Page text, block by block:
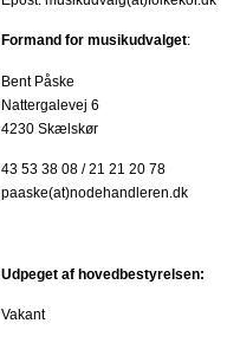
Formand for musikudvalget:
Bent Påske
Nattergalevej 6
4230 Skælskør
43 53 38 08 / 21 21 20 78
paaske(at)nodehandleren.dk
Udpeget af hovedbestyrelsen:
Vakant